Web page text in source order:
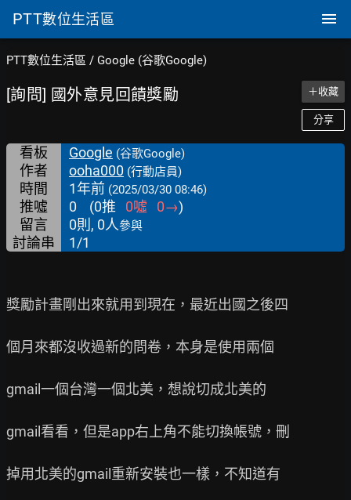
PTT數位生活區
PTT數位生活區 / Google (谷歌Google)
[詢問] 國外意見回饋獎勵 ＋收藏
分享
看板 Google (谷歌Google)
作者 ooha000 (行動店員)
時間 1年前 (2025/03/30 08:46)
推噓 0 (0推 0噓 0→)
留言
0則, 0人參與
討論串 1/1
獎勵計畫剛出來就用到現在，最近出國之後四
個月來都沒收過新的問卷，本身是使用兩個
gmail一個台灣一個北美，想說切成北美的
gmail看看，但是app右上角不能切換帳號，刪
掉用北美的gmail重新安裝也一樣，不知道有